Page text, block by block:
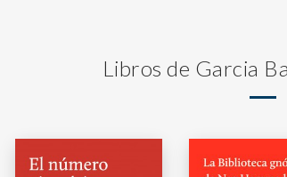
Libros de Garcia